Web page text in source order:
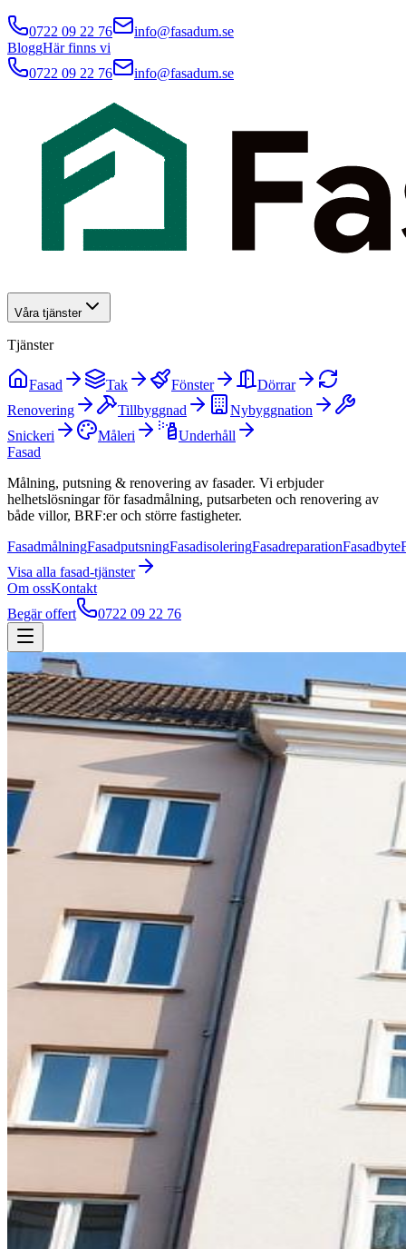
0722 09 22 76
info@fasadum.se
BloggHär finns vi
0722 09 22 76
info@fasadum.se
Våra tjänster
Tjänster
Fasad Tak Fönster
Dörrar
Renovering
Tillbyggnad
Nybyggnation
Snickeri
Måleri
Underhåll
Fasad
Målning, putsning & renovering av fasader. Vi erbjuder
helhetslösningar för fasadmålning, putsarbeten och renovering av
både villor, BRF:er och större fastigheter.
FasadmålningFasadputsningFasadisoleringFasadreparationFasadbyte
Visa alla fasad-tjänster
Om ossKontakt
Begär offert
0722 09 22 76